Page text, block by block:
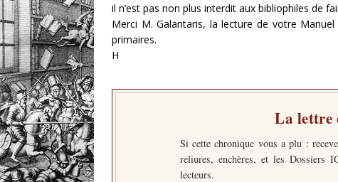
il n’est pas non plus interdit aux bibliophiles de
Merci M. Galantaris, la lecture de votre
primaires.
H
La lettre
Si cette chronique vous a plu :
reliures, enchères, et les Dossiers
lecteurs.